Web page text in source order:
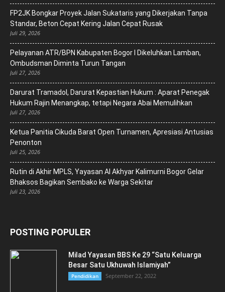
FP2JK Bongkar Proyek Jalan Sukataris yang Dikerjakan Tanpa
Standar, Beton Cepat Kering Jalan Cepat Rusak
Juli 29, 2026
Pelayanan ATR/BPN Kabupaten Bogor I Dikeluhkan Lamban,
Ombudsman Diminta Turun Tangan
Juli 27, 2026
Darurat Tramadol, Darurat Kepastian Hukum : Aparat Penegak
Hukum Rajin Menangkap, tetapi Negara Abai Memulihkan
Juli 27, 2026
Ketua Panitia Cikuda Barat Open Turnamen, Apresiasi Antusias
Penonton
Juli 25, 2026
Rutin di Akhir MPLS, Yayasan Al Akhyar Kalimurni Bogor Gelar
Bhaksos Bagikan Sembako ke Warga Sekitar
Juli 23, 2026
POSTING POPULER
Milad Yayasan BBS Ke 29 “Satu Keluarga
Besar Satu Ukhuwah Islamiyah”
Pendidikan September 22, 2022